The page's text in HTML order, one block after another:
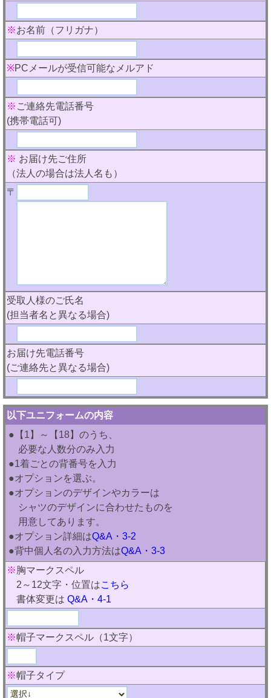
※お名前（フリガナ）
※PCメールが受信可能なメルアド
※ ご連絡先電話番号
(携帯電話可)
※ お届け先ご住所
（法人の場合は法人名も）
〒
受取人様のご氏名
(担当者名と異なる場合)
お届け先電話番号
(ご連絡先と異なる場合)
以下ユニフォームの内容
●【1】～【18】のうち、
必要な人数分のみ入力
●1着ごとの背番号を入力
●オプションを選ぶ。
●オプションのデザインやカラーは
シャツのデザインに合わせたものを
用意してあります。
●オプション詳細はQ&A・3-2
●背中個人名の入力方法はQ&A・3-3
※ 胸マークスペル
2～12文字・位置はこちら
書体変更は Q&A・4-1
※帽子マークスペル（1文字）
※帽子タイプ